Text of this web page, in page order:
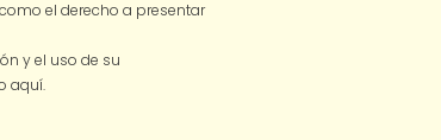
el derecho a presentar
y el uso de su
aquí.